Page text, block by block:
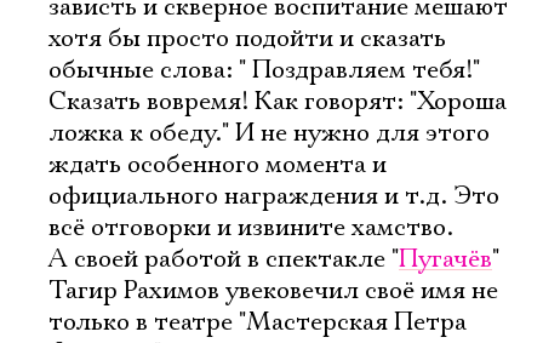
зависть и скверное воспитание мешают
хотя бы просто подойти и сказать
обычные слова: " Поздравляем тебя!"
Сказать вовремя! Как говорят: "Хороша
ложка к обеду." И не нужно для этого
ждать особенного момента и
официального награждения и т.д. Это
всё отговорки и извините хамство.
А своей работой в спектакле "Пугачёв"
Тагир Рахимов увековечил своё имя не
только в театре "Мастерская Петра